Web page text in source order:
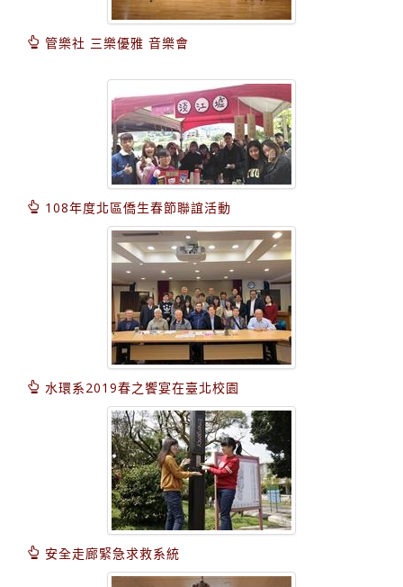
管樂社 三樂優雅 音樂會
108年度北區僑生春節聯誼活動
水環系2019春之饗宴在臺北校園
安全走廊緊急求救系統